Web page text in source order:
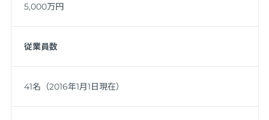
5,000万円
従業員数
41名（2016年1月1日現在）